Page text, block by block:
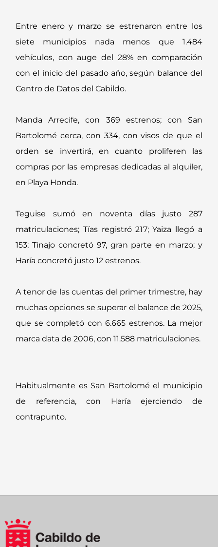
Entre enero y marzo se estrenaron entre los
siete municipios nada menos que 1.484
vehículos, con auge del 28% en comparación
con el inicio del pasado año, según balance del
Centro de Datos del Cabildo.
Manda Arrecife, con 369 estrenos; con San
Bartolomé cerca, con 334, con visos de que el
orden se invertirá, en cuanto proliferen las
compras por las empresas dedicadas al alquiler,
en Playa Honda.
Teguise sumó en noventa días justo 287
matriculaciones; Tías registró 217; Yaiza llegó a
153; Tinajo concretó 97, gran parte en marzo; y
Haría concretó justo 12 estrenos.
A tenor de las cuentas del primer trimestre, hay
muchas opciones se superar el balance de 2025,
que se completó con 6.665 estrenos. La mejor
marca data de 2006, con 11.588 matriculaciones.
Habitualmente es San Bartolomé el municipio
de referencia, con Haría ejerciendo de
contrapunto.